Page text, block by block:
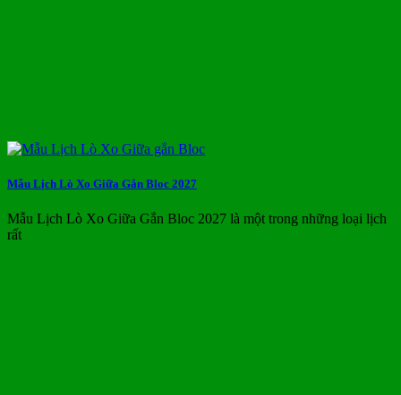
Mẫu Lịch Lò Xo Giữa Gắn Bloc 2027
Mẫu Lịch Lò Xo Giữa Gắn Bloc 2027 là một trong những loại lịch
rất